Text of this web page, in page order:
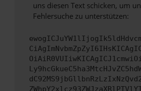
uns diesen Text schicken, um
Fehlersuche zu unterstützen: